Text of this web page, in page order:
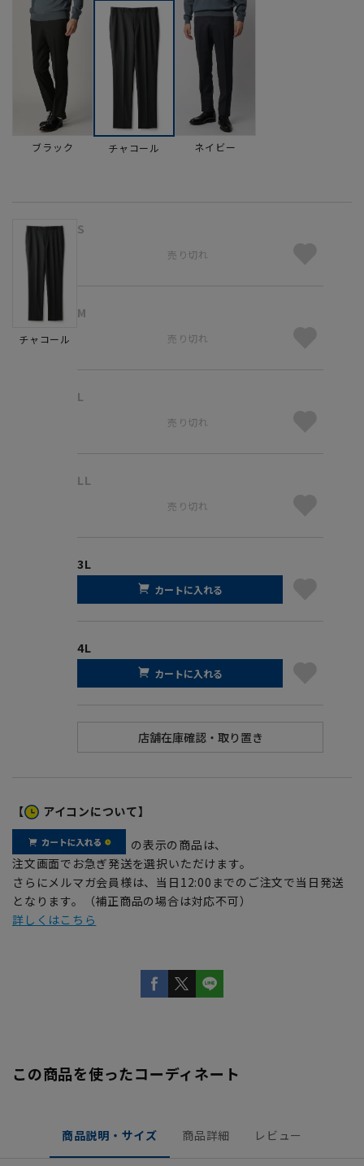
ブラック チャコール ネイビー
チャコール
S
売り切れ
M
売り切れ
L
売り切れ
LL
売り切れ
3L
カートに入れる
4L
カートに入れる
【 アイコンについて】
の表示の商品は、
注文画面でお急ぎ発送を選択いただけます。
さらにメルマガ会員様は、当日12:00までのご注文で当日発送
となります。（補正商品の場合は対応不可）
詳しくはこちら
この商品を使ったコーディネート
商品説明・サイズ 商品詳細 レビュー